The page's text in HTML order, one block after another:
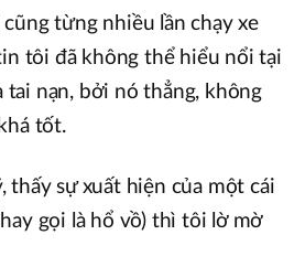
từng nhiều lần chạy xe
tôi đã không thể hiểu nổi tại
tai nạn, bởi nó thẳng, không
tốt.
thấy sự xuất hiện của một cái
gọi là hổ vồ) thì tôi lờ mờ